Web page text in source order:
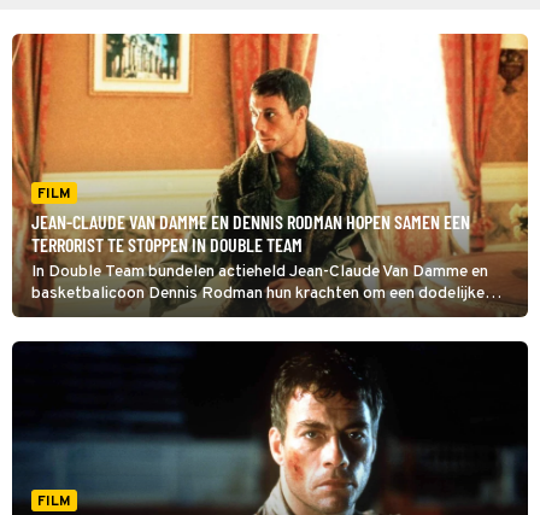
FILM
JEAN-CLAUDE VAN DAMME EN DENNIS RODMAN HOPEN SAMEN EEN
TERRORIST TE STOPPEN IN DOUBLE TEAM
In Double Team bundelen actieheld Jean-Claude Van Damme en
basketbalicoon Dennis Rodman hun krachten om een dodelijke
terrorist te stoppen. Wat volgt, is een explosieve achtbaanrit vol
actie en humor.
FILM